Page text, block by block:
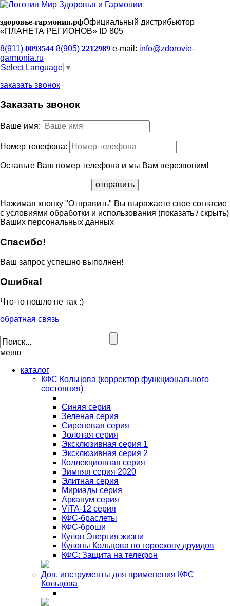
здоровье-гармония.рфОфициальный дистрибьютор
«ПЛАНЕТА РЕГИОНОВ» ID 805
8(911) 0093544 8(905) 2212989 e-mail: info@zdorovie-
garmonia.ru
Select Language ▼
заказать звонок
Заказать звонок
Ваше имя:
Номер телефона:
Оставьте Ваш номер телефона и мы Вам перезвоним!
Нажимая кнопку "Отправить" Вы выражаете свое согласие
с условиями обработки и использования (показать / скрыть)
Ваших персональных данных
Спасибо!
Ваш запрос успешно выполнен!
Ошибка!
Что-то пошло не так :)
обратная связь
меню
каталог
КФС Кольцова (корректор функционального
состояния)
Синяя серия
Зеленая серия
Сиреневая серия
Золотая серия
Эксклюзивная серия 1
Эксклюзивная серия 2
Коллекционная серия
Зимняя серия 2020
Элитная серия
Мириады серия
Арканум серия
ViTA-12 серия
КФС-браслеты
КФС-броши
Кулон Энергия жизни
Кулоны Кольцова по гороскопу друидов
КФС: Защита на телефон
Доп. инструменты для применения КФС
Кольцова